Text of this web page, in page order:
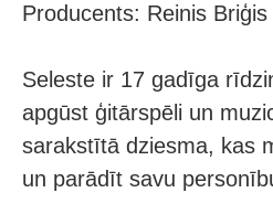
Producents: Reinis Briģis
Seleste ir 17 gadīga
apgūst ģitārspēli un
sarakstītā dziesma, kas
un parādīt savu